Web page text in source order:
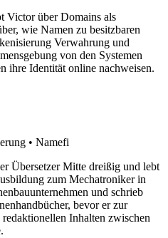
Victor über Domains als
wie Namen zu besitzbaren
Verwahrung und
von den Systemen
ihre Identität online nachweisen.
• Namefi
Übersetzer Mitte dreißig und lebt
zum Mechatroniker in
und schrieb
bevor er zur
Inhalten zwischen